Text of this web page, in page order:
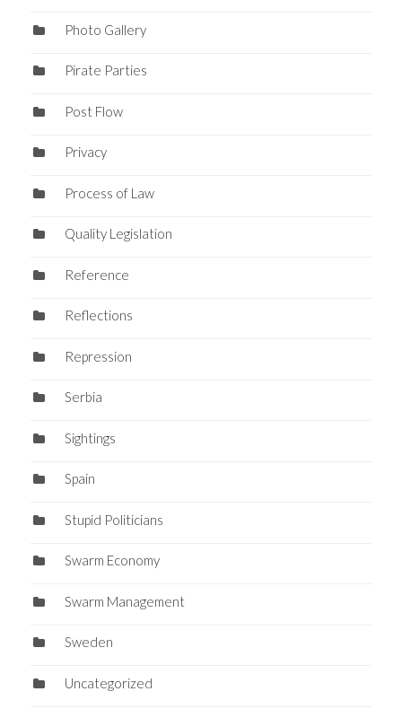
Photo Gallery
Pirate Parties
Post Flow
Privacy
Process of Law
Quality Legislation
Reference
Reflections
Repression
Serbia
Sightings
Spain
Stupid Politicians
Swarm Economy
Swarm Management
Sweden
Uncategorized